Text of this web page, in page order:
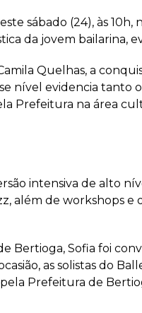
sábado (24), às
da jovem bailarina,
Quelhas, a
nível evidencia tanto
Prefeitura na área
intensiva de alto
além de workshops e
Bertioga, Sofia foi
as solistas do
Prefeitura de